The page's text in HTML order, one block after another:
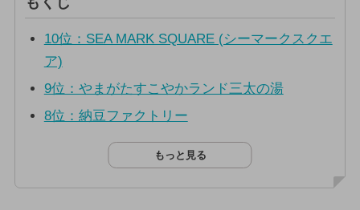
10位：SEA MARK SQUARE (シーマークスクエ
ア)
9位：やまがたすこやかランド三太の湯
8位：納豆ファクトリー
もっと見る